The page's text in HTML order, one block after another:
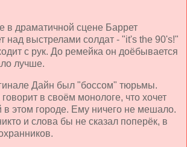
в драматичной сцене Баррет
над выстрелами солдат - "it's the 90's!"
с рук. До ремейка он доёбывается
лучше.
Дайн был "боссом" тюрьмы.
в своём монологе, что хочет
в этом городе. Ему ничего не мешало.
и слова бы не сказал поперёк, в